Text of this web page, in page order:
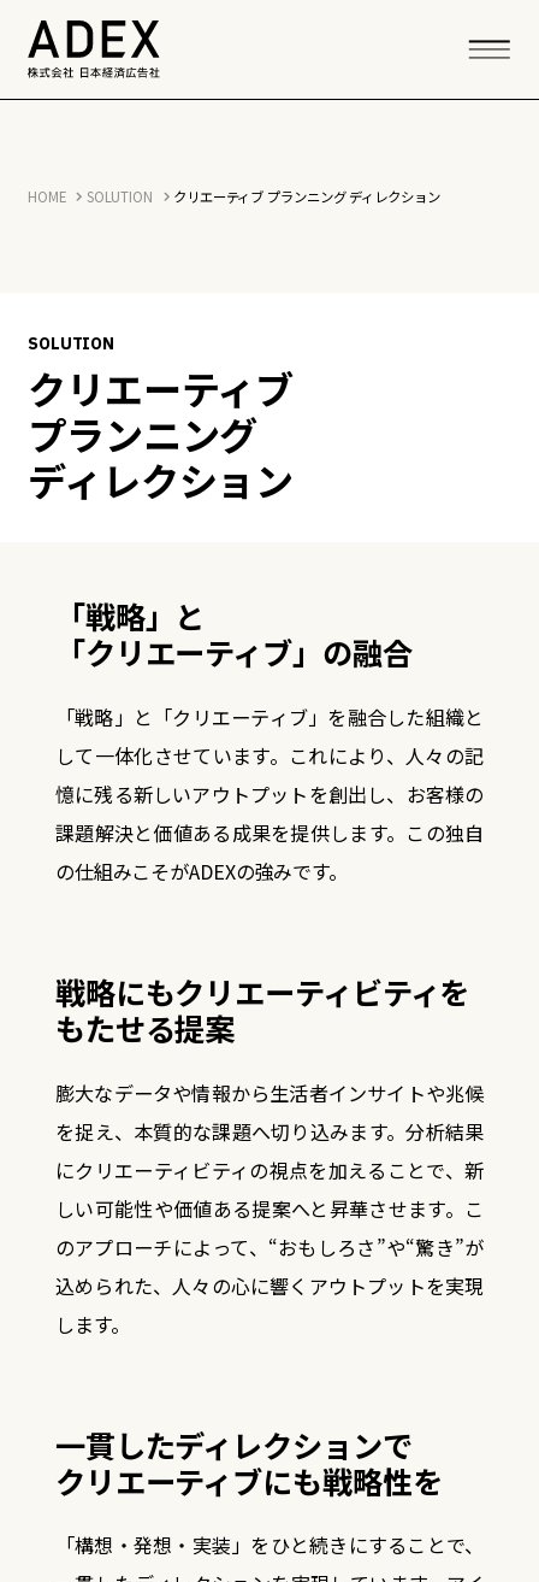
HOME SOLUTION クリエーティブ プランニング ディレクション
SOLUTION
クリエーティブ
プランニング
ディレクション
「戦略」と
「クリエーティブ」の融合
「戦略」と「クリエーティブ」を融合した組織と
して一体化させています。 これにより、人々の記
憶に残る新しいアウトプットを創出し、 お客様の
課題解決と価値ある成果を提供します。この独自
の仕組みこそがADEXの強みです。
戦略にもクリエーティビティを
もたせる提案
膨大なデータや情報から生活者インサイトや兆候
を捉え、本質的な課題へ切り込みます。分析結果
にクリエーティビティの視点を加えることで、新
しい可能性や価値ある提案へと昇華させます。こ
のアプローチによって、 “おもしろさ”や“驚き”が
込められた、人々の心に響くアウトプットを実現
します。
一貫したディレクションで
クリエーティブにも戦略性を
「構想・発想・実装」をひと続きにすることで、